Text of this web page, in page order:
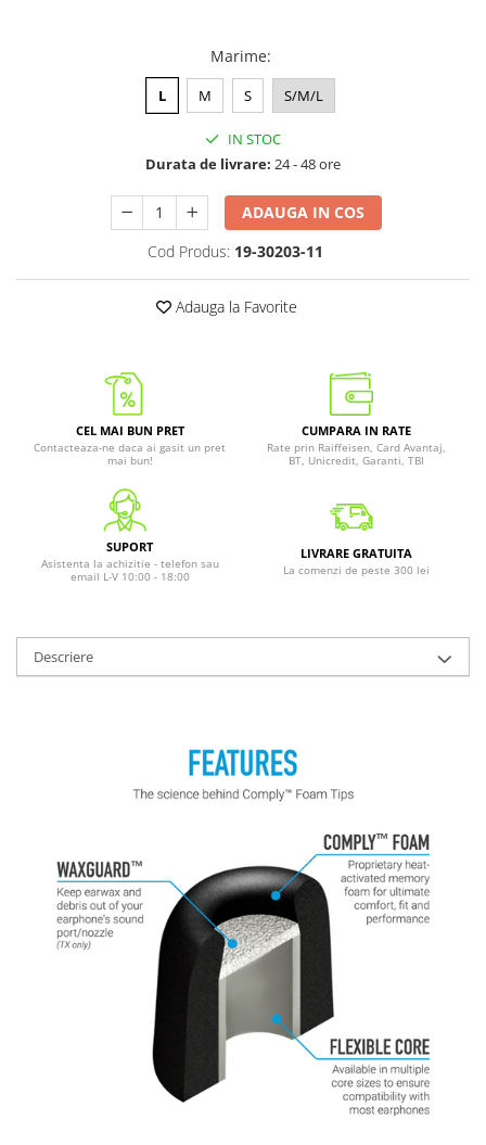
Marime:
L M S S/M/L
IN STOC
Durata de livrare: 24 - 48 ore
ADAUGA IN COS
Cod Produs: 19-30203-11
Adauga la Favorite
CEL MAI BUN PRET
Contacteaza-ne daca ai gasit un pret
mai bun!
CUMPARA IN RATE
Rate prin Raiffeisen, Card Avantaj,
BT, Unicredit, Garanti, TBI
SUPORT
Asistenta la achizitie - telefon sau
email L-V 10:00 - 18:00
LIVRARE GRATUITA
La comenzi de peste 300 lei
Descriere